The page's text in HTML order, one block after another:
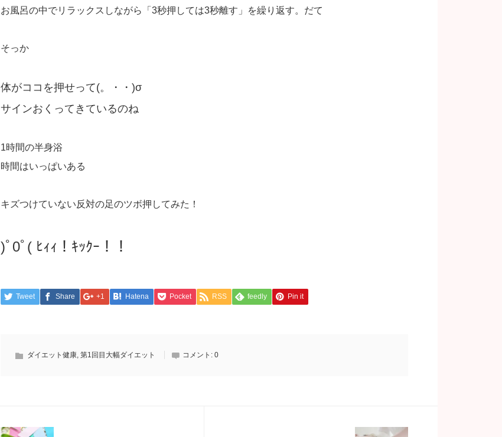
お風呂の中でリラックスしながら「3秒押しては3秒離す」を繰り返す。だて
そっか
体がココを押せって(。・・)σ
サインおくってきているのね
1時間の半身浴
時間はいっぱいある
キズつけていない反対の足のツボ押してみた！
)ﾟ0ﾟ( ﾋｨｨ！ｷｯｸｰ！！
Tweet Share +1 Hatena Pocket RSS feedly Pin it
ダイエット健康, 第1回目大幅ダイエット コメント: 0